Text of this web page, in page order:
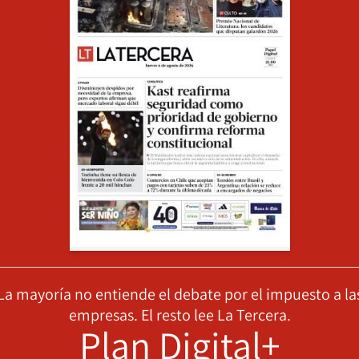
mayoría no entiende el debate por el impuesto a
empresas. El resto lee La Tercera.
Plan Digital+